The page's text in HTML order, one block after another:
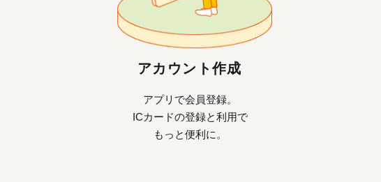
アカウント作成
アプリで会員登録。
ICカードの登録と利用で
もっと便利に。